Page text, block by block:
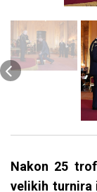
Nakon 25
velikih turnira